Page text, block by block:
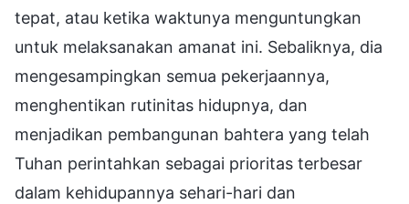
tepat, atau ketika waktunya menguntungkan
untuk melaksanakan amanat ini. Sebaliknya, dia
mengesampingkan semua pekerjaannya,
menghentikan rutinitas hidupnya, dan
menjadikan pembangunan bahtera yang telah
Tuhan perintahkan sebagai prioritas terbesar
dalam kehidupannya sehari-hari dan